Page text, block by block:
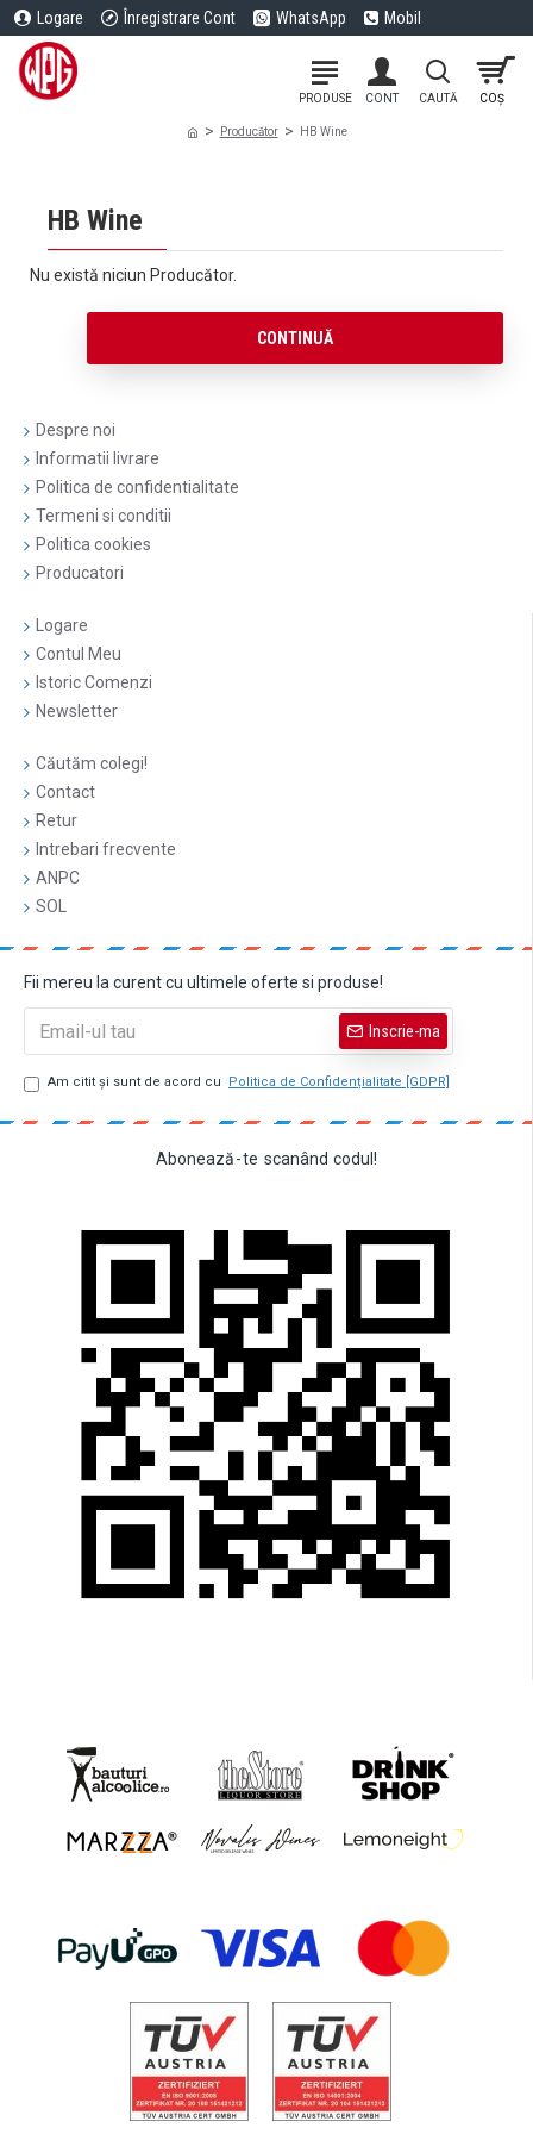
Logare Înregistrare Cont WhatsApp Mobil
Producător HB Wine
HB Wine
Nu există niciun Producător.
CONTINUĂ
Despre noi
Informatii livrare
Politica de confidentialitate
Termeni si conditii
Politica cookies
Producatori
Logare
Contul Meu
Istoric Comenzi
Newsletter
Căutăm colegi!
Contact
Retur
Intrebari frecvente
ANPC
SOL
Fii mereu la curent cu ultimele oferte si produse!
Inscrie-ma
Am citit şi sunt de acord cu Politica de Confidențialitate [GDPR]
Abonează-te scanând codul!